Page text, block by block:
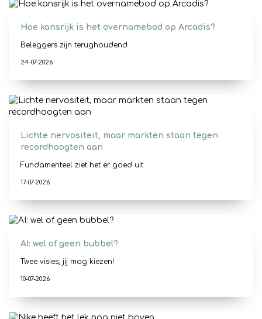
Hoe kansrijk is het overnamebod op Arcadis?
Beleggers zijn terughoudend
24-07-2026
Lichte nervositeit, maar markten staan tegen
recordhoogten aan
Fundamenteel ziet het er goed uit
17-07-2026
AI: wel of geen bubbel?
Twee visies, jij mag kiezen!
10-07-2026